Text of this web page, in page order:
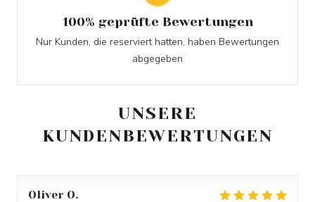
UNSERE
KUNDENBEWERTUNGEN
Oliver O
100% geprüfte Bewertungen
Nur Kunden, die reserviert hatten, haben Bewertungen
abgegeben